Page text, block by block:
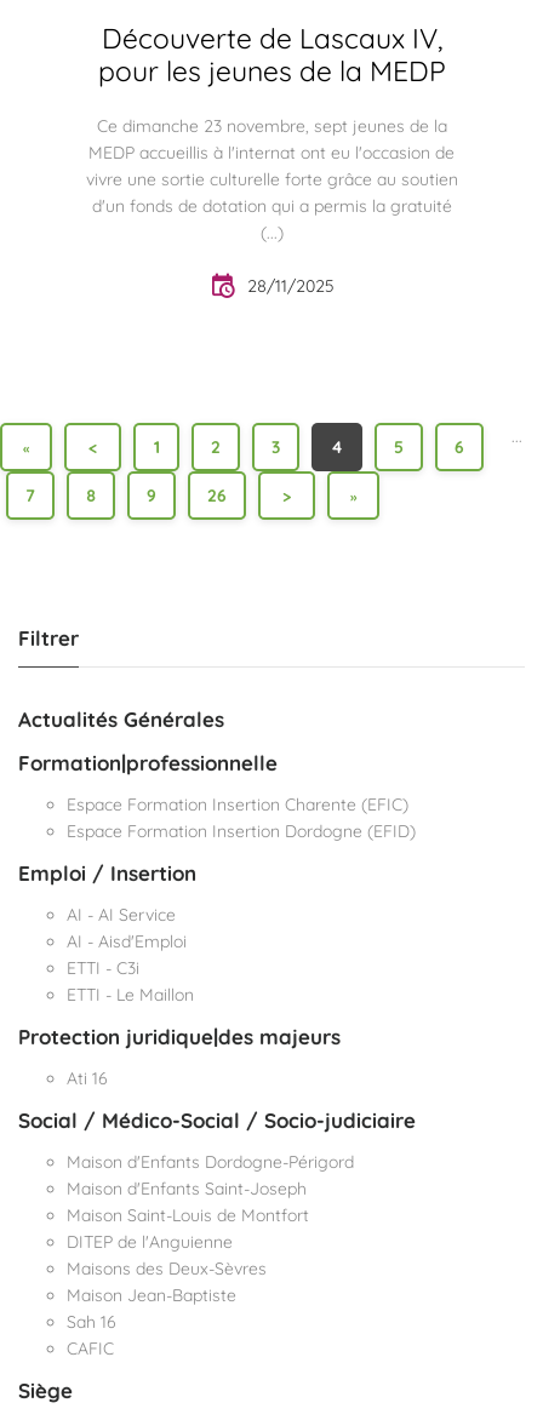
Découverte de Lascaux IV,
pour les jeunes de la MEDP
Ce dimanche 23 novembre, sept jeunes de la
MEDP accueillis à l'internat ont eu l'occasion de
vivre une sortie culturelle forte grâce au soutien
d'un fonds de dotation qui a permis la gratuité
(...)
28/11/2025
« < 1 2 3 4 5 6
7 8 9
...
26 > »
Filtrer
Actualités Générales
Formation|professionnelle
Espace Formation Insertion Charente (EFIC)
Espace Formation Insertion Dordogne (EFID)
Emploi / Insertion
AI - AI Service
AI - Aisd'Emploi
ETTI - C3i
ETTI - Le Maillon
Protection juridique|des majeurs
Ati 16
Social / Médico-Social / Socio-judiciaire
Maison d'Enfants Dordogne-Périgord
Maison d'Enfants Saint-Joseph
Maison Saint-Louis de Montfort
DITEP de l'Anguienne
Maisons des Deux-Sèvres
Maison Jean-Baptiste
Sah 16
CAFIC
Siège